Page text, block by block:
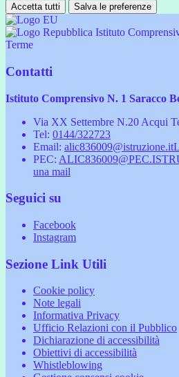
Accetta tutti Salva le preferenze
Istituto
Terme
Contatti
Istituto Comprensivo N. 1 Saracco
Via XX Settembre N.20 Acqui
Tel: 0144/322723
Email: alic836009@istruzione.it
PEC:
una mail
Seguici su
Facebook
Instagram
Sezione Link Utili
Cookie policy
Note legali
Informativa Privacy
Ufficio Relazioni con il Pubblico
Dichiarazione di accessibilità
Obiettivi di accessibilità
Whistleblowing